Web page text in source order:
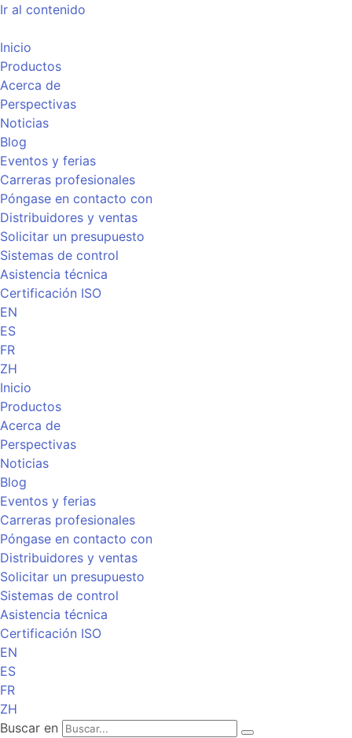
Ir al contenido
Inicio
Productos
Acerca de
Perspectivas
Noticias
Blog
Eventos y ferias
Carreras profesionales
Póngase en contacto con
Distribuidores y ventas
Solicitar un presupuesto
Sistemas de control
Asistencia técnica
Certificación ISO
EN
ES
FR
ZH
Inicio
Productos
Acerca de
Perspectivas
Noticias
Blog
Eventos y ferias
Carreras profesionales
Póngase en contacto con
Distribuidores y ventas
Solicitar un presupuesto
Sistemas de control
Asistencia técnica
Certificación ISO
EN
ES
FR
ZH
Buscar en